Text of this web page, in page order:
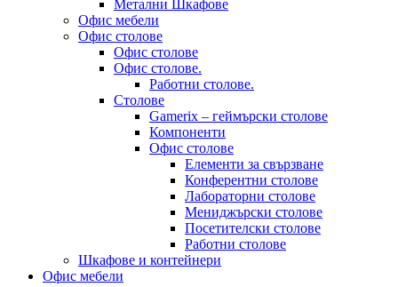
Метални Шкафове
Офис мебели
Офис столове
Офис столове
Офис столове.
Работни столове.
Столове
Gamerix – геймърски столове
Компоненти
Офис столове
Елементи за свързване
Конферентни столове
Лабораторни столове
Мениджърски столове
Посетителски столове
Работни столове
Шкафове и контейнери
Офис мебели